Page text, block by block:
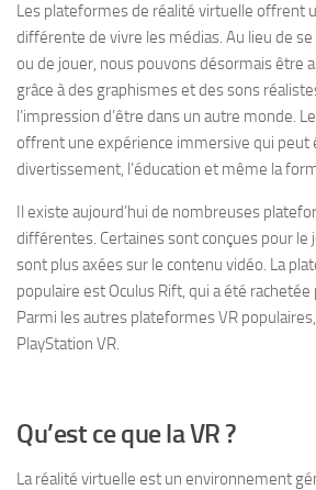
Les plateformes de réalité virtuelle offrent
différente de vivre les médias. Au lieu de
ou de jouer, nous pouvons désormais être
grâce à des graphismes et des sons
l’impression d’être dans un autre monde.
offrent une expérience immersive qui peut
divertissement, l’éducation et même la
Il existe aujourd’hui de nombreuses
différentes. Certaines sont conçues pour le
sont plus axées sur le contenu vidéo. La
populaire est Oculus Rift, qui a été rachetée
Parmi les autres plateformes VR
PlayStation VR.
Qu’est ce que la VR ?
La réalité virtuelle est un environnement